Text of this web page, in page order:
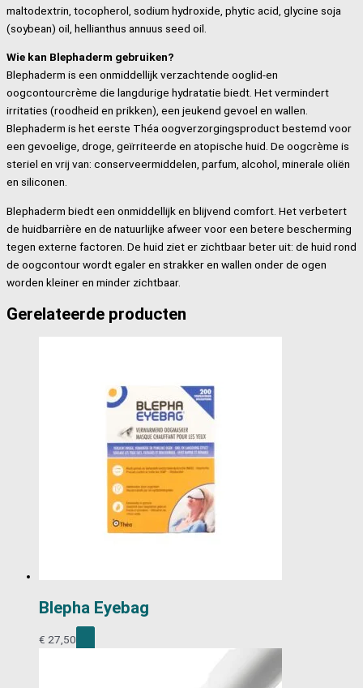
maltodextrin, tocopherol, sodium hydroxide, phytic acid, glycine soja
(soybean) oil, hellianthus annuus seed oil.
Wie kan Blephaderm gebruiken?
Blephaderm is een onmiddellijk verzachtende ooglid-en
oogcontourcrème die langdurige hydratatie biedt. Het vermindert
irritaties (roodheid en prikken), een jeukend gevoel en wallen.
Blephaderm is het eerste Théa oogverzorgingsproduct bestemd voor
een gevoelige, droge, geïrriteerde en atopische huid. De oogcrème is
steriel en vrij van: conserveermiddelen, parfum, alcohol, minerale oliën
en siliconen.
Blephaderm biedt een onmiddellijk en blijvend comfort. Het verbetert
de huidbarrière en de natuurlijke afweer voor een betere bescherming
tegen externe factoren. De huid ziet er zichtbaar beter uit: de huid rond
de oogcontour wordt egaler en strakker en wallen onder de ogen
worden kleiner en minder zichtbaar.
Gerelateerde producten
Blepha Eyebag
€ 27,50